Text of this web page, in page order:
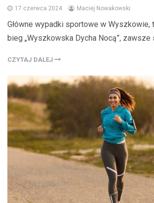
17 czerwca 2024 Maciej Nowakowski
Główne wypadki sportowe w Wyszkowie,
bieg „Wyszkowska Dycha Nocą”,
CZYTAJ DALEJ